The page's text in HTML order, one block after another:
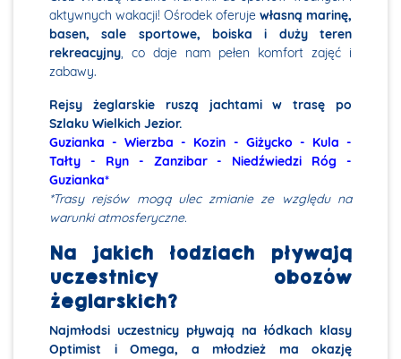
aktywnych wakacji! Ośrodek oferuje własną marinę,
basen, sale sportowe, boiska i duży teren
rekreacyjny, co daje nam pełen komfort zajęć i
zabawy.
Rejsy żeglarskie ruszą jachtami w trasę po
Szlaku Wielkich Jezior.
Guzianka - Wierzba - Kozin - Giżycko - Kula -
Tałty - Ryn - Zanzibar - Niedźwiedzi Róg -
Guzianka*
*Trasy rejsów mogą ulec zmianie ze względu na
warunki atmosferyczne.
Na jakich łodziach pływają
uczestnicy obozów
żeglarskich?
Najmłodsi uczestnicy pływają na łódkach klasy
Optimist i Omega, a młodzież ma okazję